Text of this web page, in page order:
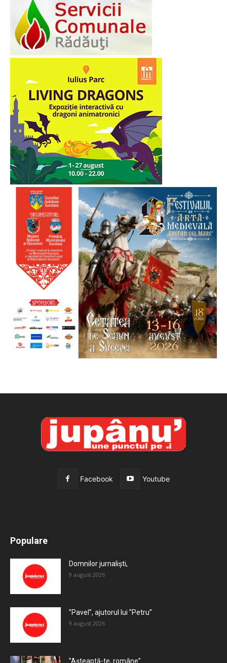
Facebook Youtube
Populare
Domnilor jurnaliști,
9 august 2026
”Pavel”, ajutorul lui ”Petru”
9 august 2026
”Așteaptă-te, române”